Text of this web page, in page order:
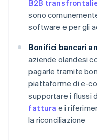
B2B
sono
software e per gli
Bonifici bancari
aziende olandesi
pagarle tramite
piattaforme di e-
supportare i flussi
fattura e i
la riconciliazione